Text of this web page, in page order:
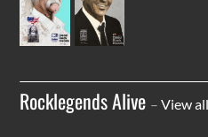
Rocklegends Alive –View all